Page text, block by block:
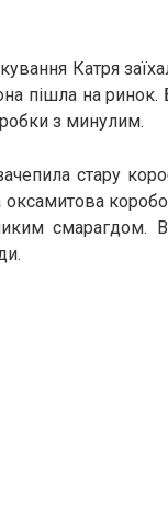
Катря
пішла на ринок.
з минулим.
стару
оксамитова
смарагдом.